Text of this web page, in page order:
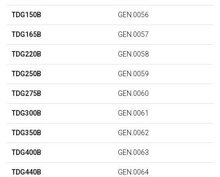
TDG150B GEN.0056
TDG165B GEN.0057
TDG220B GEN.0058
TDG250B GEN.0059
TDG275B GEN.0060
TDG300B GEN.0061
TDG350B GEN.0062
TDG400B GEN.0063
TDG440B GEN.0064